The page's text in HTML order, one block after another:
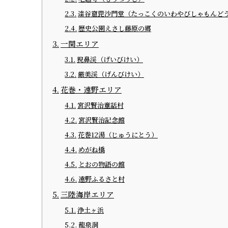
達谷窟毘沙門堂（たっこくのいわやびしゃもんど
歴史公園えさし藤原の郷
一関エリア
猊鼻渓（げいびけい）
厳美渓（げんびけい）
花巻・遠野エリア
宮沢賢治童話村
宮沢賢治記念館
花巻12湯（じゅうにとう）
めがね橋
とおの物語の館
遠野ふるさと村
三陸海岸エリア
浄土ヶ浜
龍泉洞